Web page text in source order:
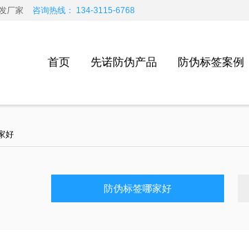
厂家 咨询热线： 134-3115-6768
首页 先诺防伪产品 防伪标签案例
好
防伪标签哪家好